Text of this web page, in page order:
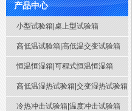
产品中心
小型试验箱|桌上型试验箱
高低温试验箱|高低温交变试验箱
恒温恒湿箱|可程式恒温恒湿箱
高低温湿热试验箱|交变湿热试验箱
冷热冲击试验箱|温度冲击试验箱